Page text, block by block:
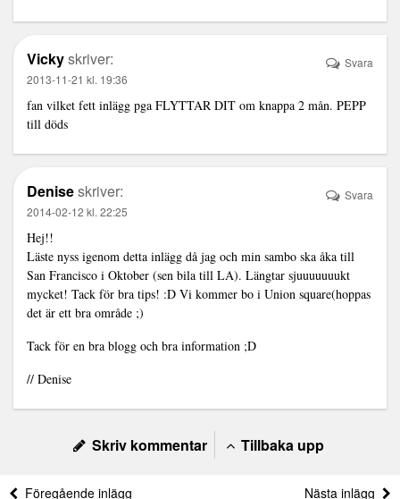
Vickyskriver:
2013-11-21 kl. 19:36
fan vilket fett inlägg pga FLYTTAR DIT om knappa 2 mån. PEPP
till döds
Svara
Deniseskriver:
2014-02-12 kl. 22:25
Hej!!
Läste nyss igenom detta inlägg då jag och min sambo ska åka till
San Francisco i Oktober (sen bila till LA). Längtar sjuuuuuuukt
mycket! Tack för bra tips! :D Vi kommer bo i Union square(hoppas
det är ett bra område ;)
Tack för en bra blogg och bra information ;D
// Denise
Svara
Skriv kommentar Tillbaka upp
Föregående inlägg Nästa inlägg